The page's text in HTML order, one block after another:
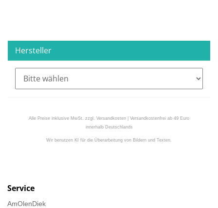
Hersteller
Alle Preise inklusive MwSt. zzgl. Versandkosten | Versandkostenfrei ab 49 Euro
innerhalb Deutschlands
Wir benutzen KI für die Überarbeitung von Bildern und Texten.
Service
AmOlenDiek